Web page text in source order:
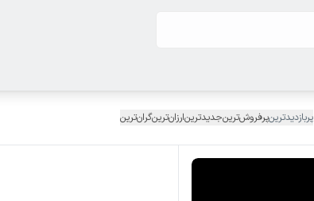
پربازدیدترینپرفروش‌ترینجدیدترینارزان‌ترینگران‌ترین